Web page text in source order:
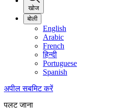
खोज
बोली
English
Arabic
French
हिन्दी
Portuguese
Spanish
अपील सबमिट करें
पलट जाना